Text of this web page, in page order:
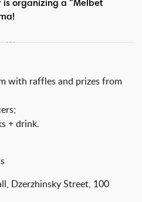
organizing a "Melbet
with raffles and prizes from
+ drink.
Dzerzhinsky Street, 100